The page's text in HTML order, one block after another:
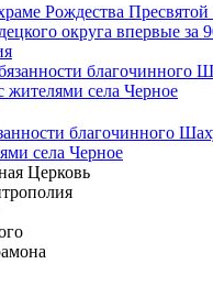
Рождества
округа впервые за
благочинного
села Черное
Церковь